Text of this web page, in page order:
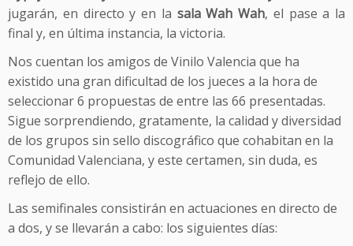
jugarán, en directo y en la sala Wah Wah, el pase a la
final y, en última instancia, la victoria.
Nos cuentan los amigos de Vinilo Valencia que ha
existido una gran dificultad de los jueces a la hora de
seleccionar 6 propuestas de entre las 66 presentadas.
Sigue sorprendiendo, gratamente, la calidad y diversidad
de los grupos sin sello discográfico que cohabitan en la
Comunidad Valenciana, y este certamen, sin duda, es
reflejo de ello.
Las semifinales consistirán en actuaciones en directo de
a dos, y se llevarán a cabo: los siguientes días: